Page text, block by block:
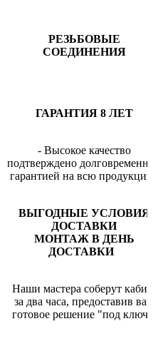
РЕЗЬБОВЫЕ
СОЕДИНЕНИЯ
ГАРАНТИЯ 8 ЛЕТ
- Высокое качество
подтверждено
гарантией на всю
ВЫГОДНЫЕ УСЛОВИЯ
ДОСТАВКИ
МОНТАЖ В ДЕНЬ
ДОСТАВКИ
Наши мастера соберут
за два часа, предоставив вам
готовое решение "под